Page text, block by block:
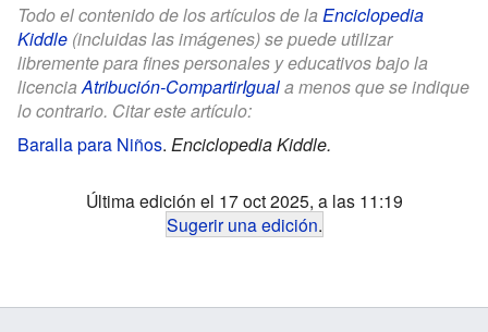
Todo el contenido de los artículos de la Enciclopedia
Kiddle (incluidas las imágenes) se puede utilizar
libremente para fines personales y educativos bajo la
licencia Atribución-CompartirIguala menos que se indique
lo contrario. Citar este artículo:
Baralla para Niños. Enciclopedia Kiddle.
Última edición el 17 oct 2025, a las 11:19
Sugerir una edición.